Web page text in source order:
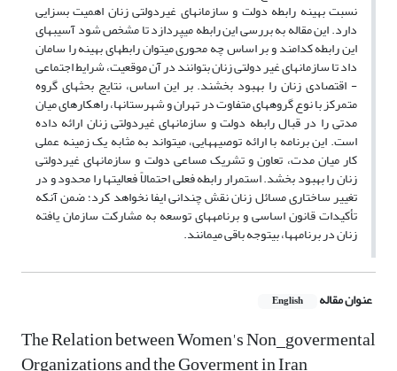
نسبت بهینه رابطه دولت و سازمان‏های غیردولتی زنان اهمیت بسزایی
دارد. این مقاله به بررسی این رابطه می‏پردازد تا مشخص شود آسیب‏های
این رابطه کدامند و بر اساس چه محوری می‏توان رابطه‏ای بهینه را سامان
داد تا سازمان‏های غیر دولتی زنان بتوانند در آن موقعیت، شرایط اجتماعی
- اقتصادی زنان را بهبود بخشند. بر این اساس، نتایج بحث‏های گروه
متمرکز با نوع گروه‏های متفاوت در تهران و شهرستان‏ها، راهکارهای میان
مدتی را در قبال رابطه دولت و سازمان‏های غیردولتی زنان ارائه داده
است. این برنامه با ارائه توصیه‏هایی، می‏تواند به مثابه یک زمینه عملی
کار میان مدت، تعاون و تشریک مساعی دولت و سازمان‏های غیردولتی
زنان را بهبود بخشد. استمرار رابطه فعلی احتمالاً فعالیت‏ها را محدود و در
تغییر ساختاری مسائل زنان نقش چندانی ایفا نخواهد کرد؛ ضمن آنکه
تأکیدات قانون اساسی و برنامه‏های توسعه به مشارکت سازمان یافته
زنان در برنامه‏ها، بی‏توجه باقی می‏مانند.
عنوان مقاله English
The Relation between Women's Non_govermental